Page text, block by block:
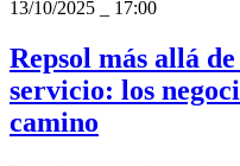
13/10/2025
17:00
Repsol más allá
servicio: los
camino